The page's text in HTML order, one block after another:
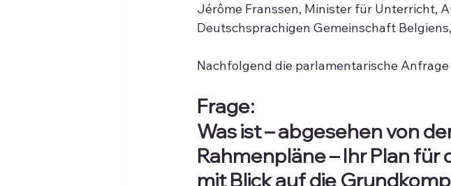
Jérôme Franssen, Minister für Unterricht,
Deutschsprachigen Gemeinschaft
Nachfolgend die parlamentarische
Frage:
Was ist – abgesehen von
Rahmenpläne – Ihr Plan
mit Blick auf die